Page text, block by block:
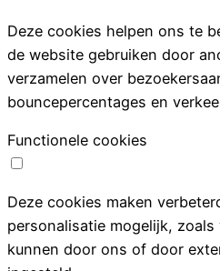
Deze cookies helpen ons te
de website gebruiken door
verzamelen over
bouncepercentages en
Functionele cookies
Deze cookies maken
personalisatie mogelijk,
kunnen door ons of door